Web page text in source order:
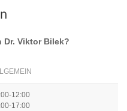
Dr. Viktor Bilek?
12:00
17:00